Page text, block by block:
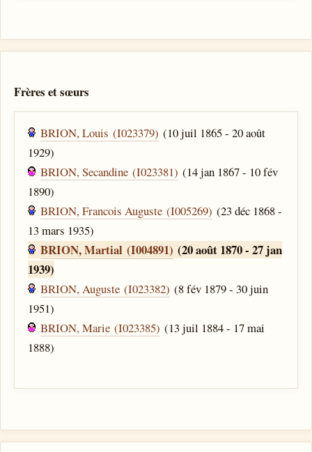
Frères et sœurs
BRION, Louis (I023379) (10 juil 1865 - 20 août
1929)
BRION, Secandine (I023381) (14 jan 1867 - 10 fév
1890)
BRION, Francois Auguste (I005269) (23 déc 1868 -
13 mars 1935)
BRION, Martial (I004891) (20 août 1870 - 27 jan
1939)
BRION, Auguste (I023382) (8 fév 1879 - 30 juin
1951)
BRION, Marie (I023385) (13 juil 1884 - 17 mai
1888)